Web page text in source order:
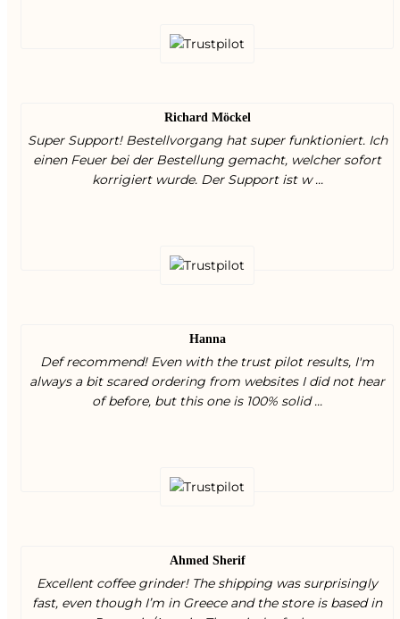
Richard Möckel
Super Support! Bestellvorgang hat super funktioniert. Ich
einen Feuer bei der Bestellung gemacht, welcher sofort
korrigiert wurde. Der Support ist w ...
Hanna
Def recommend! Even with the trust pilot results, I'm
always a bit scared ordering from websites I did not hear
of before, but this one is 100% solid ...
Ahmed Sherif
Excellent coffee grinder! The shipping was surprisingly
fast, even though I’m in Greece and the store is based in